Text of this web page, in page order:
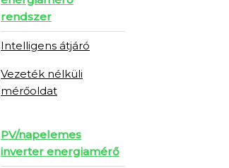
rendszer
Intelligens átjáró
Vezeték nélküli
mérőoldat
PV/napelemes
inverter energiamérő